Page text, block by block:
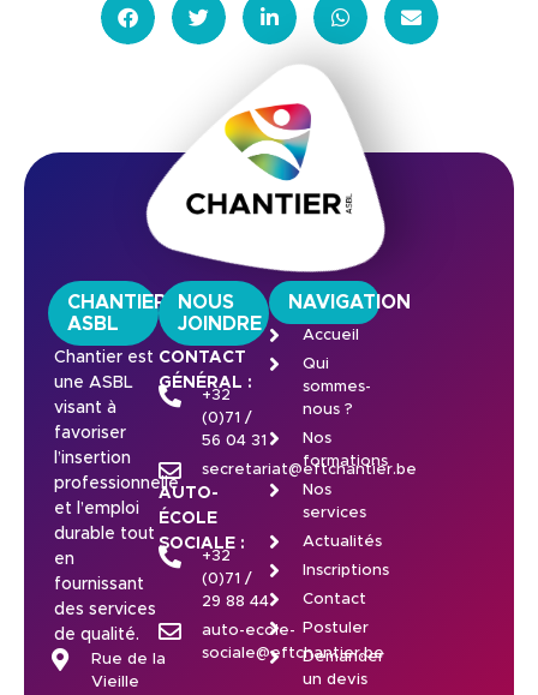
CHANTIER
ASBL
Chantier est
une ASBL
visant à
favoriser
l’insertion
professionnelle
et l’emploi
durable tout
en
fournissant
des services
de qualité.
Rue de la
Vieille
NOUS
JOINDRE
CONTACT
GÉNÉRAL :
+32
(0)71 /
56 04 31
secretariat@eftchantier.be
AUTO-
ÉCOLE
SOCIALE :
+32
(0)71 /
29 88 44
auto-ecole-
sociale@eftchantier.be
NAVIGATION
Accueil
Qui
sommes-
nous ?
Nos
formations
Nos
services
Actualités
Inscriptions
Contact
Postuler
Demander
un devis